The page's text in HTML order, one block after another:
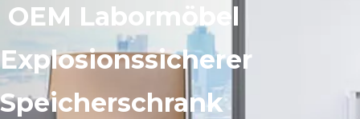
OEM Labormöbel
Explosionssicherer
Speicherschrank